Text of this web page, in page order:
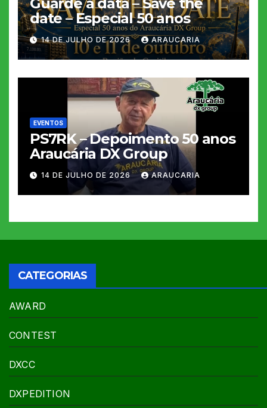
date – Especial 50 anos
14 DE JULHO DE 2026 ARAUCARIA
EVENTOS
PS7RK – Depoimento 50 anos
Araucária DX Group
14 DE JULHO DE 2026 ARAUCARIA
CATEGORIAS
AWARD
CONTEST
DXCC
DXPEDITION